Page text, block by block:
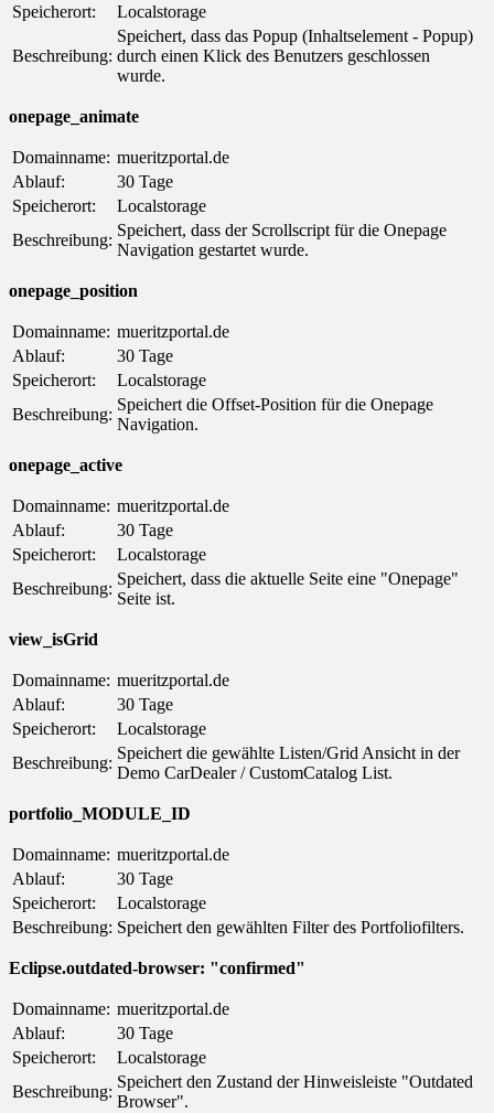
Speicherort:
Localstorage
Beschreibung:
Speichert, dass das Popup (Inhaltselement - Popup)
durch einen Klick des Benutzers geschlossen
wurde.
onepage_animate
Domainname: mueritzportal.de
Ablauf:
30 Tage
Speicherort:
Localstorage
Beschreibung:
Speichert, dass der Scrollscript für die Onepage
Navigation gestartet wurde.
onepage_position
Domainname: mueritzportal.de
Ablauf:
30 Tage
Speicherort:
Localstorage
Beschreibung:
Speichert die Offset-Position für die Onepage
Navigation.
onepage_active
Domainname: mueritzportal.de
Ablauf:
30 Tage
Speicherort:
Localstorage
Beschreibung:
Speichert, dass die aktuelle Seite eine "Onepage"
Seite ist.
view_isGrid
Domainname: mueritzportal.de
Ablauf:
30 Tage
Speicherort:
Localstorage
Beschreibung:
Speichert die gewählte Listen/Grid Ansicht in der
Demo CarDealer / CustomCatalog List.
portfolio_MODULE_ID
Domainname: mueritzportal.de
Ablauf:
30 Tage
Speicherort:
Localstorage
Beschreibung: Speichert den gewählten Filter des Portfoliofilters.
Eclipse.outdated-browser: "confirmed"
Domainname: mueritzportal.de
Ablauf:
30 Tage
Speicherort:
Localstorage
Beschreibung:
Speichert den Zustand der Hinweisleiste "Outdated
Browser".